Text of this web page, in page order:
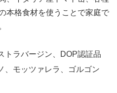
本格食材を使うことで家庭で
トラバージン、DOP認証品
、モッツァレラ、ゴルゴン